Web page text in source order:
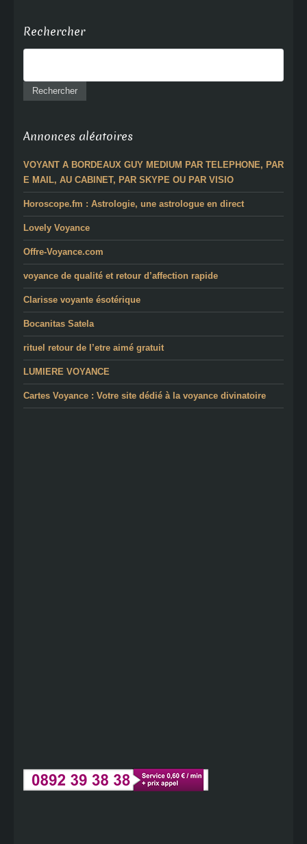
Rechercher
Annonces aléatoires
VOYANT A BORDEAUX GUY MEDIUM PAR TELEPHONE, PAR
E MAIL, AU CABINET, PAR SKYPE OU PAR VISIO
Horoscope.fm : Astrologie, une astrologue en direct
Lovely Voyance
Offre-Voyance.com
voyance de qualité et retour d’affection rapide
Clarisse voyante ésotérique
Bocanitas Satela
rituel retour de l’etre aimé gratuit
LUMIERE VOYANCE
Cartes Voyance : Votre site dédié à la voyance divinatoire